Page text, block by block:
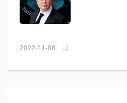
2022-11-08